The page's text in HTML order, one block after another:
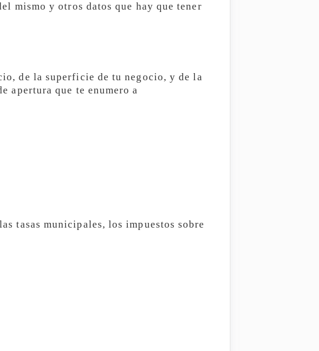
mismo y otros datos que hay que tener
de la superficie de tu negocio, y de la
apertura que te enumero a
tasas municipales, los impuestos sobre